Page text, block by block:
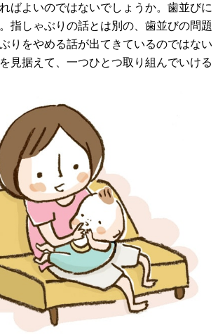
ばよいのではないでしょうか。歯並びに
指しゃぶりの話とは別の、歯並びの問題
りをやめる話が出てきているのではない
見据えて、一つひとつ取り組んでいける